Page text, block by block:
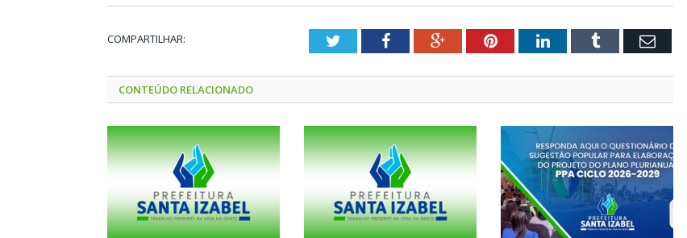
COMPARTILHAR: TwitterFacebookGoogle+PinterestLinkedInTumblr Email
CONTEÚDO RELACIONADO